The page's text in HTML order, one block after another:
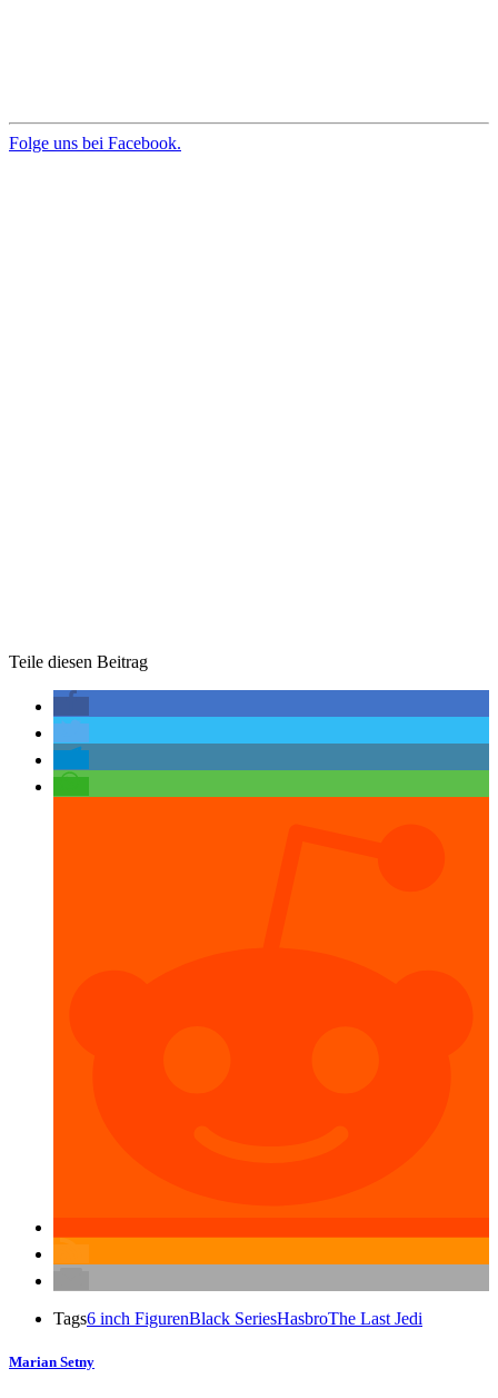
Folge uns bei Facebook.
Teile diesen Beitrag
Tags6 inch FigurenBlack SeriesHasbroThe Last Jedi
Marian Setny